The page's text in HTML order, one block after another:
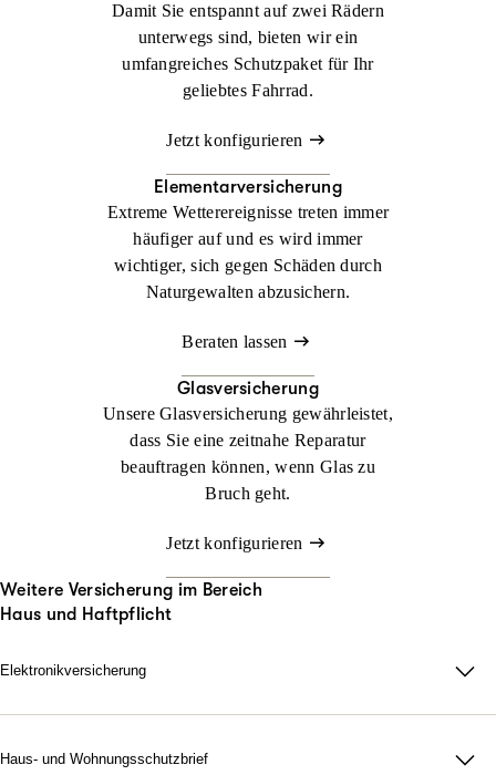
Damit Sie entspannt auf zwei Rädern
unterwegs sind, bieten wir ein
umfangreiches Schutzpaket für Ihr
geliebtes Fahrrad.
Jetzt konfigurieren
Elementarversicherung
Extreme Wetterereignisse treten immer
häufiger auf und es wird immer
wichtiger, sich gegen Schäden durch
Naturgewalten abzusichern.
Beraten lassen
Glasversicherung
Unsere Glasversicherung gewährleistet,
dass Sie eine zeitnahe Reparatur
beauftragen können, wenn Glas zu
Bruch geht.
Jetzt konfigurieren
Weitere Versicherung im Bereich
Haus und Haftpflicht
Elektronikversicherung
Bei uns können Sie mit der Elektronikversicherung nahezu alle
Haus- und Wohnungsschutzbrief